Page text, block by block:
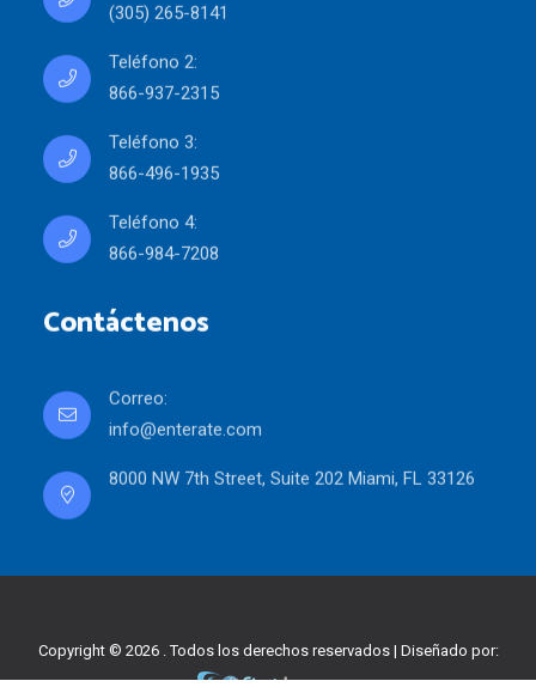
(305) 265-8141
Teléfono 2:
866-937-2315
Teléfono 3:
866-496-1935
Teléfono 4:
866-984-7208
Contáctenos
Correo:
info@enterate.com
8000 NW 7th Street, Suite 202 Miami, FL 33126
Copyright © 2026 . Todos los derechos reservados | Diseñado por: